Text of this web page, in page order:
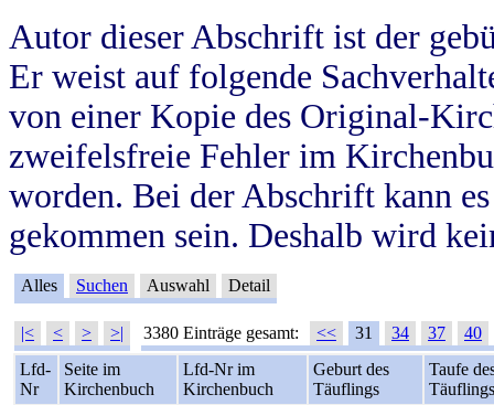
Autor dieser Abschrift ist der
Er weist auf folgende
von einer Kopie des Original-
zweifelsfreie Fehler im
worden. Bei der Abschrift kann
gekommen sein. Deshalb wird
Alles Suchen Auswahl Detail
|< < > >| 3380 Einträge gesamt: << 31 34 37
40
Lfd-
Nr
Seite im
Kirchenbuch
Lfd-Nr im
Kirchenbuch
Geburt des
Täuflings
Taufe
Täuflings